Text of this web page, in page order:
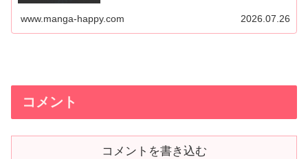
www.manga-happy.com 2026.07.26
コメント
コメントを書き込む